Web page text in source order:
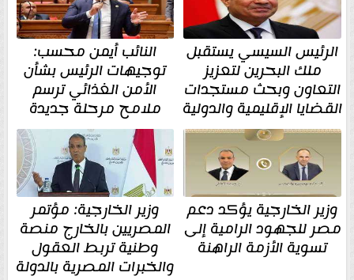
الرئيس السيسي يستقبل
ملك البحرين لتعزيز
التعاون وبحث مستجدات
القضايا الإقليمية والدولية
النائب أيمن محسب:
توجيهات الرئيس بشأن
الأمن الغذائي ترسم
ملامح مرحلة جديدة
وزير الخارجية يؤكد دعم
مصر للجهود الرامية إلى
تسوية الأزمة الراهنة
وزير الخارجية: مؤتمر
المصريين بالخارج منصة
وطنية تربط العقول
والخبرات المصرية بالدولة